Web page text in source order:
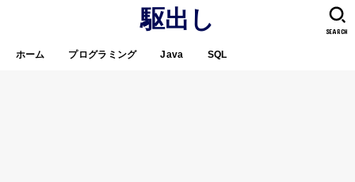
駆出し
ホーム プログラミング Java SQL
SEARCH